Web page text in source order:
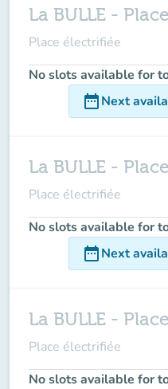
La BULLE -
Place électrifiée
No slots available for
date_rangeNext
La BULLE -
Place électrifiée
No slots available for
date_rangeNext
La BULLE -
Place électrifiée
No slots available for